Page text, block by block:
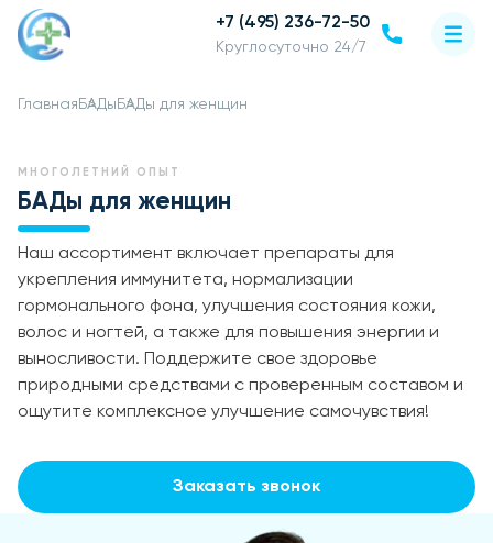
+7 (495) 236-72-50
Круглосуточно 24/7
Главная БАДы БАДы для женщин
МНОГОЛЕТНИЙ ОПЫТ
БАДы для женщин
Наш ассортимент включает препараты для
укрепления иммунитета, нормализации
гормонального фона, улучшения состояния кожи,
волос и ногтей, а также для повышения энергии и
выносливости. Поддержите свое здоровье
природными средствами с проверенным составом и
ощутите комплексное улучшение самочувствия!
Заказать звонок